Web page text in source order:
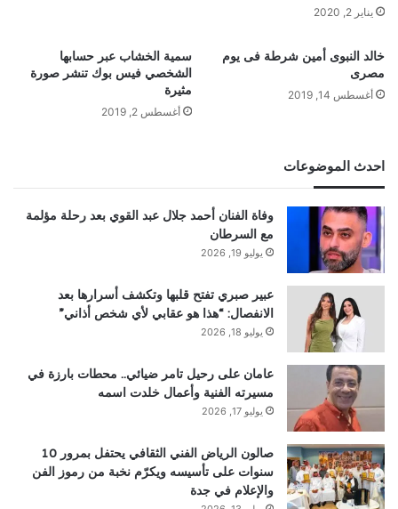
يناير 2, 2020
خالد النبوى أمين شرطة فى يوم
مصرى
أغسطس 14, 2019
سمية الخشاب عبر حسابها
الشخصي فيس بوك تنشر صورة
مثيرة
أغسطس 2, 2019
احدث الموضوعات
وفاة الفنان أحمد جلال عبد القوي بعد رحلة مؤلمة
مع السرطان
يوليو 19, 2026
عبير صبري تفتح قلبها وتكشف أسرارها بعد
الانفصال: “هذا هو عقابي لأي شخص أذاني”
يوليو 18, 2026
عامان على رحيل تامر ضيائي.. محطات بارزة في
مسيرته الفنية وأعمال خلدت اسمه
يوليو 17, 2026
صالون الرياض الفني الثقافي يحتفل بمرور 10
سنوات على تأسيسه ويكرّم نخبة من رموز الفن
والإعلام في جدة